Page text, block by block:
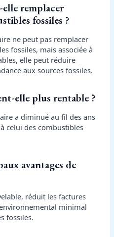
elle remplacer
fossiles ?
ne peut pas remplacer
fossiles, mais associée à
elle peut réduire
aux sources fossiles.
elle plus rentable ?
a diminué au fil des ans
celui des combustibles
avantages de
réduit les factures
minimal
fossiles.